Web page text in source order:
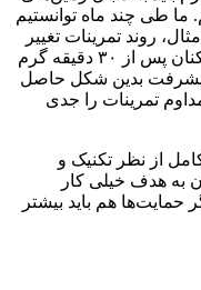
طی چند ماه توانستیم
روند تمرینات تغییر
یافته است؛ به طوری که پیش از این بازیکنان پس از ۳۰ دقیقه گرم
بدین شکل حاصل
تمرینات را جدی
کامل از نظر تکنیک و
به هدف خیلی کار
حمایت‌ها هم باید بیشتر